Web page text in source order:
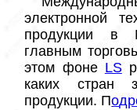
электронной
продукции в
главным
этом фоне LS
каких стран
продукции. По